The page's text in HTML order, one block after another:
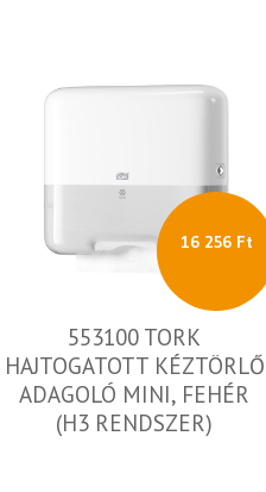
16 256 Ft
553100 TORK
HAJTOGATOTT KÉZTÖRLŐ
ADAGOLÓ MINI, FEHÉR
(H3 RENDSZER)